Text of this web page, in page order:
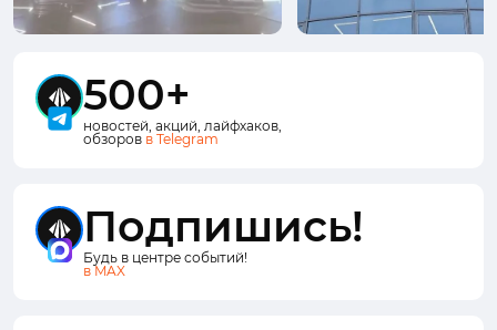
500+
новостей, акций, лайфхаков,
обзоров в Telegram
Подпишись!
Будь в центре событий!
в MAX